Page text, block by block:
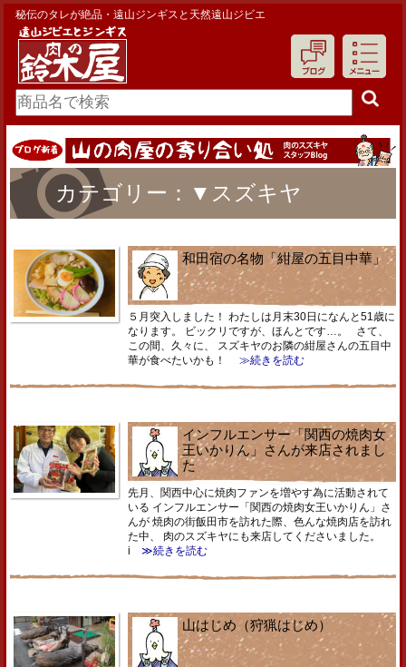
秘伝のタレが絶品・遠山ジンギスと天然遠山ジビエ
カテゴリー：▼スズキヤ
和田宿の名物「紺屋の五目中華」
５月突入しました！ わたしは月末30日になんと51歳に
なります。 ビックリですが、ほんとです…。 さて、
この間、久々に、 スズキヤのお隣の紺屋さんの五目中
華が食べたいかも！
≫続きを読む
インフルエンサー「関西の焼肉女
王いかりん」さんが来店されまし
た
先月、関西中心に焼肉ファンを増やす為に活動されて
いる インフルエンサー「関西の焼肉女王いかりん」さ
んが 焼肉の街飯田市を訪れた際、色んな焼肉店を訪れ
た中、 肉のスズキヤにも来店してくださいました。
i
≫続きを読む
山はじめ（狩猟はじめ）